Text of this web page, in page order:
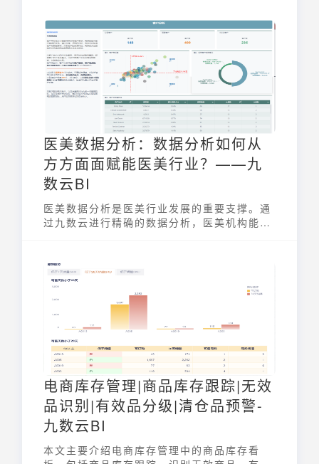
医美数据分析：数据分析如何从
方方面面赋能医美行业？——九
数云BI
医美数据分析是医美行业发展的重要支撑。通
过九数云进行精确的数据分析，医美机构能够
电商库存管理|商品库存跟踪|无效
品识别|有效品分级|清仓品预警-
九数云BI
本文主要介绍电商库存管理中的商品库存看